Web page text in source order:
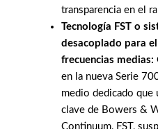
transparencia en el
Tecnología FST o
desacoplado para
frecuencias medias:
en la nueva Serie
medio dedicado que
clave de Bowers &
Continuum, FST,